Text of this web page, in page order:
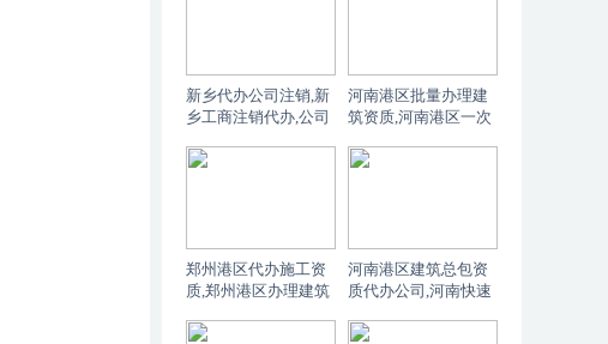
新乡代办公司注销,新
乡工商注销代办,公司
章需要上交吗
河南港区批量办理建
筑资质,河南港区一次
郑州港区代办施工资
质,郑州港区办理建筑
级资质
河南港区建筑总包资
质代办公司,河南快速
资质